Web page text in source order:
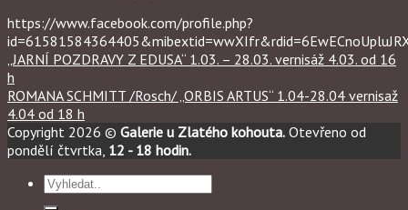
https://www.facebook.com/profile.php?
„JARNÍ POZDRAVY Z EDUSA“ 1.03. – 28.03. vernisáž 4.03. od 16
h
ROMANA SCHMITT /Rosch/ „ORBIS ARTUS“ 1.04-28.04 vernisaž
4.04 od 18 h
Copyright 2026 © Galerie u Zlatého kohouta. Otevřeno od
pondělí čtvrtka, 12 - 18 hodin.
Hledat: